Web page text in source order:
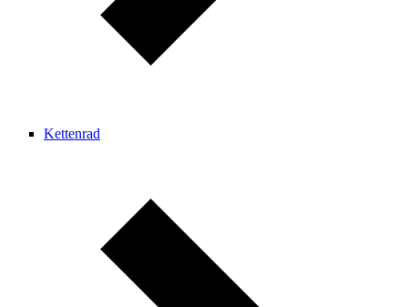
Kettenrad